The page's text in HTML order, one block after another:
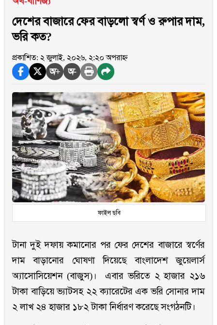
দেশের বাজারে ফের বাড়লো স্বর্ণ ও রুপার দাম,
ভরি কত?
প্রকাশিত: ২ জুলাই, ২০২৬, ২:২০ অপরাহ্ন
অ+ অ-
ফাইল ছবি
টানা দুই দফায় কমানোর পর ফের দেশের বাজারে স্বর্ণের
দাম বাড়ানোর ঘোষণা দিয়েছে বাংলাদেশ জুয়েলার্স
অ্যাসোসিয়েশন (বাজুস)। এবার ভরিতে ২ হাজার ২১৬
টাকা বাড়িয়ে ভ্যাটসহ ২২ ক্যারেটের এক ভরি সোনার দাম
২ লাখ ২৪ হাজার ১৮২ টাকা নির্ধারণ করেছে সংগঠনটি।